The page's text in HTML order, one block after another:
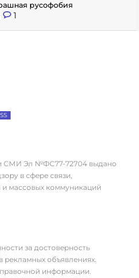
русофобия
1
СМИ Эл №ФС77-72704 выдано
в сфере связи,
массовых коммуникаций
за достоверность
объявлениях.
информации.